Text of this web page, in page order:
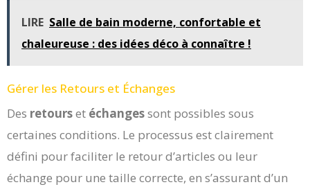
LIRE Salle de bain moderne, confortable et
chaleureuse : des idées déco à connaître !
Gérer les Retours et Échanges
Des retourset échangessont possibles sous
certaines conditions. Le processus est clairement
défini pour faciliter le retour d’articles ou leur
échange pour une taille correcte, en s’assurant d’un